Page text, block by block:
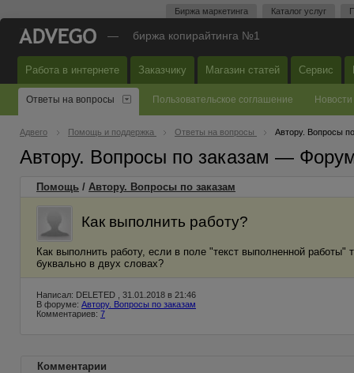
Биржа маркетинга Каталог услуг
— биржа копирайтинга №1
Работа в интернете Заказчику Магазин статей Сервис
Ответы на вопросы Пользовательское соглашение Новости
Адвего Помощь и поддержка Ответы на вопросы Автору. Вопросы
Автору. Вопросы по заказам —
Помощь / Автору. Вопросы по заказам
Как выполнить работу?
Как выполнить работу, если в поле "текст выполненной работы"
буквально в двух словах?
Написал: DELETED , 31.01.2018 в 21:46
В форуме: Автору. Вопросы по заказам
Комментариев: 7
Комментарии